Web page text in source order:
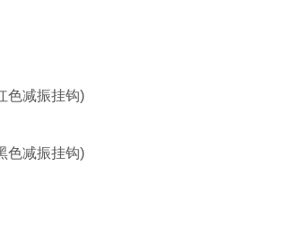
色减振挂钩)
色减振挂钩)